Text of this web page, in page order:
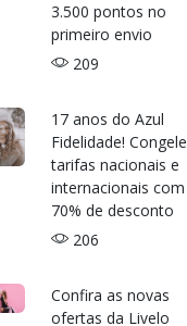
3.500 pontos no
primeiro envio
209
17 anos do Azul
Fidelidade! Congele
tarifas nacionais e
internacionais com
70% de desconto
206
Confira as novas
ofertas da Livelo